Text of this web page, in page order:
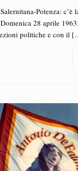
Potenza: c’è
28 aprile
politiche e con il